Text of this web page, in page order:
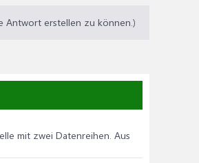
Antwort erstellen zu können.)
mit zwei Datenreihen. Aus